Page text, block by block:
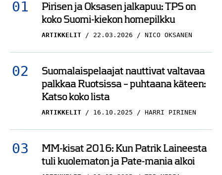
koko Suomi-kiekon homepilkku
ARTIKKELIT 22.03.2026 NICO OKSANEN
Suomalaispelaajat nauttivat valtavaa
palkkaa Ruotsissa – puhtaana käteen:
Katso koko lista
ARTIKKELIT 16.10.2025
MM-kisat 2016: Kun Patrik Laineesta
tuli kuolematon ja Pate-mania alkoi
ARTIKKELIT 19.05.2025 TBR MEDIA